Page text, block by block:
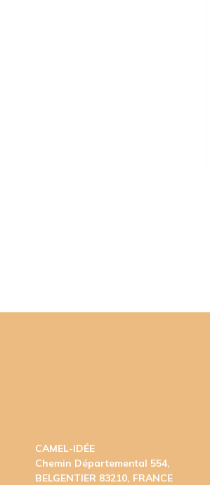
CAMEL-IDÉE
Chemin Départemental 554,
BELGENTIER 83210, FRANCE